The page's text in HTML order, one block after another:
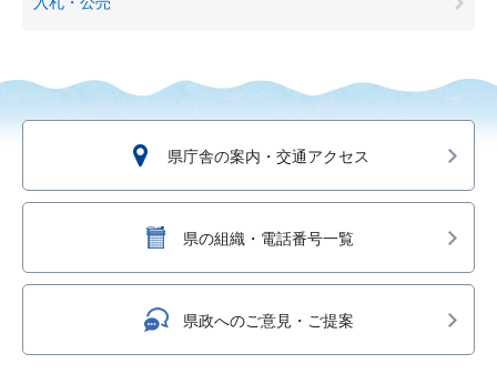
県庁舎の案内・交通アクセス
県の組織・電話番号一覧
県政へのご意見・ご提案